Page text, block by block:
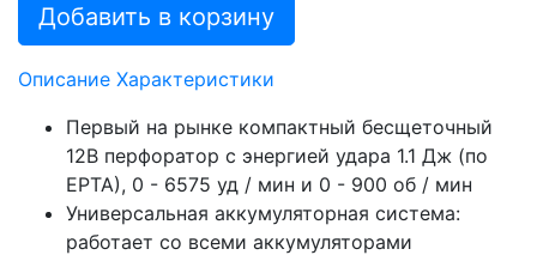
Добавить в корзину
Описание Характеристики
Первый на рынке компактный бесщеточный
12В перфоратор с энергией удара 1.1 Дж (по
ЕРТА), 0 - 6575 уд / мин и 0 - 900 об / мин
Универсальная аккумуляторная система:
работает со всеми аккумуляторами